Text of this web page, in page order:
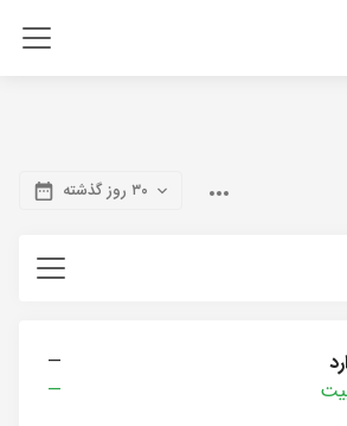
۳۰ روز گذشته
—
—